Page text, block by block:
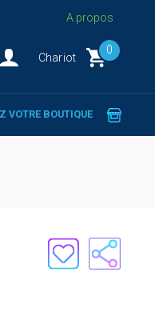
A propos
Chariot
0
VOTRE BOUTIQUE